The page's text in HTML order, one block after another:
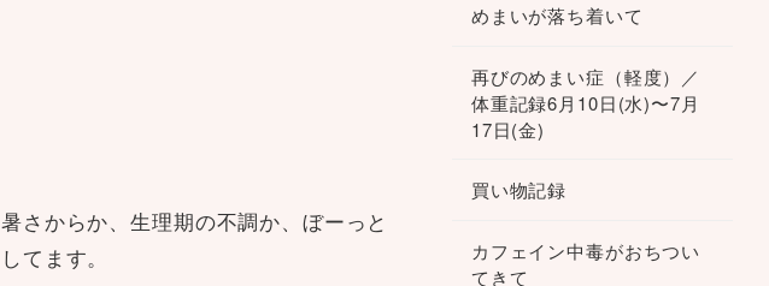
暑さからか、生理期の不調か、ぼーっと
してます。
めまいが落ち着いて
再びのめまい症（軽度）／
体重記録6月10日(水)〜7月
17日(金)
買い物記録
カフェイン中毒がおちつい
てきて